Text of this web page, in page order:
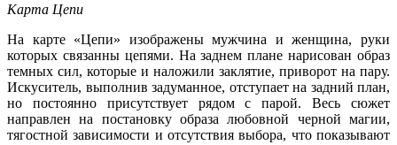
Карта Цепи
На карте «Цепи» изображены мужчина и женщина, руки
которых связанны цепями. На заднем плане нарисован образ
темных сил, которые и наложили заклятие, приворот на пару.
Искуситель, выполнив задуманное, отступает на задний план,
но постоянно присутствует рядом с парой. Весь сюжет
направлен на постановку образа любовной черной магии,
тягостной зависимости и отсутствия выбора, что показывают